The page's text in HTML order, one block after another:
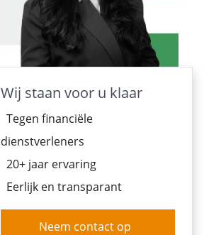
Wij staan voor u klaar
Tegen financiële
dienstverleners
20+ jaar ervaring
Eerlijk en transparant
Neem contact op